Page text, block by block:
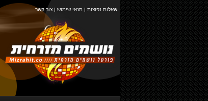
שאלות נפוצות | תנאי שימוש | צור קשר